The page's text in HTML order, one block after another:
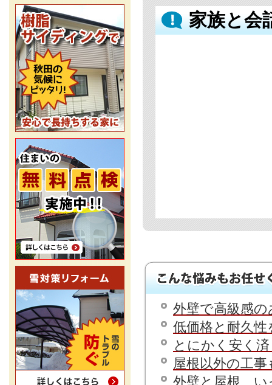
家族と会
外壁で高級感
低価格と耐久
とにかく安く
屋根以外の工
外壁と屋根、